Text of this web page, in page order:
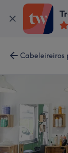
Cabeleireiros